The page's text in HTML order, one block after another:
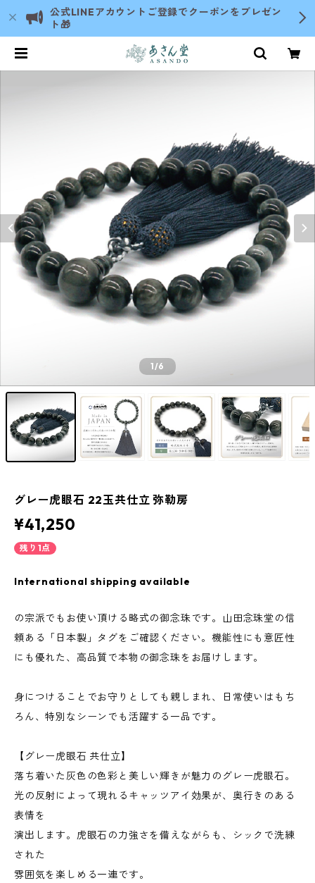
公式LINEアカウントご登録でクーポンをプレゼン
ト🎁
1/6
グレー虎眼石 22玉共仕立 弥勒房
¥41,250
残り1点
International shipping available
の宗派でもお使い頂ける略式の御念珠です。山田念珠堂の信
頼ある「日本製」タグをご確認ください。機能性にも意匠性
にも優れた、高品質で本物の御念珠をお届けします。
身につけることでお守りとしても親しまれ、日常使いはもち
ろん、特別なシーンでも活躍する一品です。
【グレー虎眼石 共仕立】
落ち着いた灰色の色彩と美しい輝きが魅力のグレー虎眼石。
光の反射によって現れるキャッツアイ効果が、奥行きのある
表情を
演出します。虎眼石の力強さを備えながらも、シックで洗練
された
雰囲気を楽しめる一連です。